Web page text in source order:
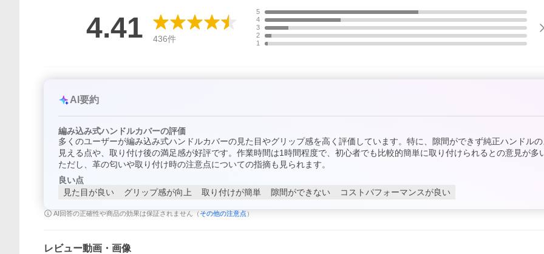
4.41 436件
5
4
3
2
1
AI要約
編み込み式ハンドルカバーの評価
多くのユーザーが編み込み式ハンドルカバーの見た目やグリップ感を高く評価しています。特に、隙間ができず純正ハンドルの
見える点や、取り付け後の満足感が好評です。作業時間は1時間程度で、初心者でも比較的簡単に取り付けられるとの意見が多
ただし、革の匂いや取り付け時の注意点についての指摘も見られます。
良い点
見た目が良い
グリップ感が向上 取り付けが簡単 隙間ができない コストパフォーマンスが良い
AI回答の正確性や商品の効果は保証されません（ その他の注意点 ）
レビュー動画・画像